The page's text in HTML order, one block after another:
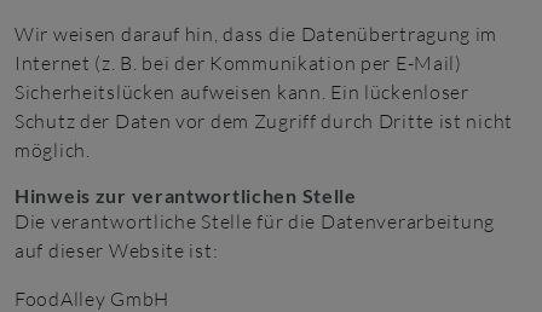
Wir weisen darauf hin, dass die Datenübertragung im
Internet (z. B. bei der Kommunikation per E-Mail)
Sicherheitslücken aufweisen kann. Ein lückenloser
Schutz der Daten vor dem Zugriff durch Dritte ist nicht
möglich.
Hinweis zur verantwortlichen Stelle
Die verantwortliche Stelle für die Datenverarbeitung
auf dieser Website ist:
FoodAlley GmbH